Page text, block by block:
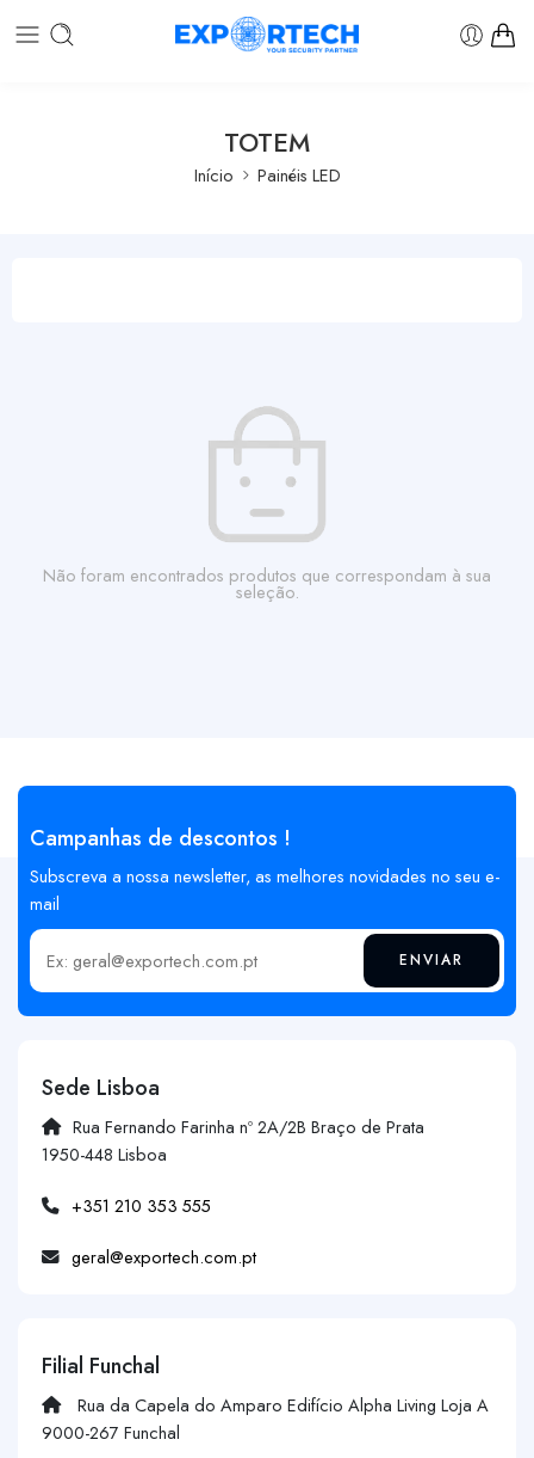
TOTEM
Início Painéis LED
Não foram encontrados produtos que correspondam à sua
seleção.
Campanhas de descontos !
Subscreva a nossa newsletter, as melhores novidades no seu e-
mail
Insira o seu email ENVIAR
Sede Lisboa
Rua Fernando Farinha nº 2A/2B Braço de Prata
1950-448 Lisboa
+351 210 353 555
geral@exportech.com.pt
Filial Funchal
Rua da Capela do Amparo Edifício Alpha Living Loja A
9000-267 Funchal